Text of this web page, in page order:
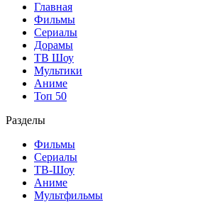
Главная
Фильмы
Сериалы
Дорамы
ТВ Шоу
Мультики
Аниме
Топ 50
Разделы
Фильмы
Сериалы
ТВ-Шоу
Аниме
Мультфильмы